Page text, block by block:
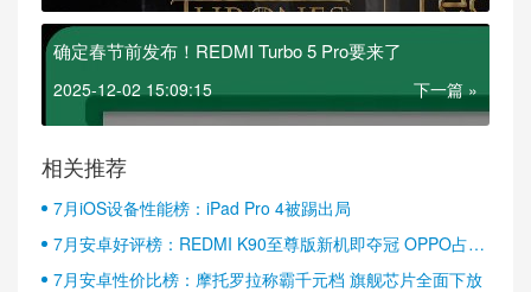
确定春节前发布！REDMI Turbo 5 Pro要来了
2025-12-02 15:09:15 下一篇 »
相关推荐
7月iOS设备性能榜：iPad Pro 4被踢出局
7月安卓好评榜：REDMI K90至尊版新机即夺冠 OPPO占据
半壁江山
7月安卓性价比榜：摩托罗拉称霸千元档 旗舰芯片全面下放